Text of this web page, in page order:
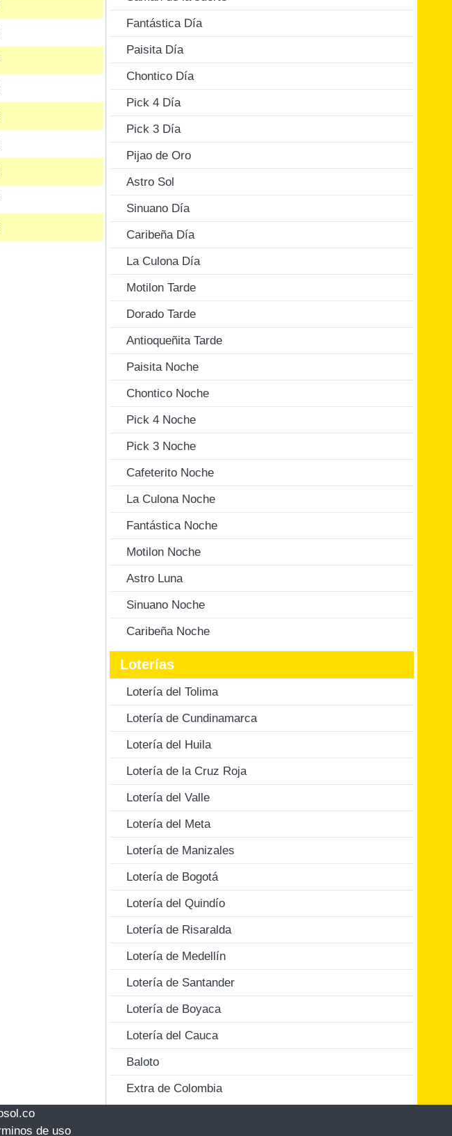
Fantástica Día
Paisita Día
Chontico Día
Pick 4 Día
Pick 3 Día
Pijao de Oro
Astro Sol
Sinuano Día
Caribeña Día
La Culona Día
Motilon Tarde
Dorado Tarde
Antioqueñita Tarde
Paisita Noche
Chontico Noche
Pick 4 Noche
Pick 3 Noche
Cafeterito Noche
La Culona Noche
Fantástica Noche
Motilon Noche
Astro Luna
Sinuano Noche
Caribeña Noche
Loterías
Lotería del Tolima
Lotería de Cundinamarca
Lotería del Huila
Lotería de la Cruz Roja
Lotería del Valle
Lotería del Meta
Lotería de Manizales
Lotería de Bogotá
Lotería del Quindío
Lotería de Risaralda
Lotería de Medellín
Lotería de Santander
Lotería de Boyaca
Lotería del Cauca
Baloto
Extra de Colombia
de uso